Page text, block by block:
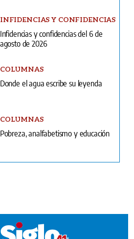
COLUMNAS
Donde el agua escribe su leyenda
COLUMNAS
Pobreza, analfabetismo y educación